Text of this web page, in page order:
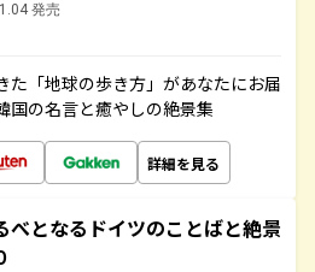
発売
た「地球の歩き方」があなたにお届
国の名言と癒やしの絶景集
詳細を見る
べとなるドイツのことばと絶景